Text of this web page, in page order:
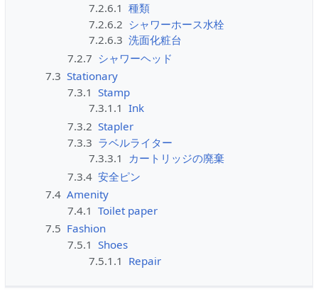
7.2.6.1 種類
7.2.6.2 シャワーホース水栓
7.2.6.3 洗面化粧台
7.2.7 シャワーヘッド
7.3 Stationary
7.3.1 Stamp
7.3.1.1 Ink
7.3.2 Stapler
7.3.3 ラベルライター
7.3.3.1
カートリッジの廃棄
7.3.4 安全ピン
7.4 Amenity
7.4.1 Toilet paper
7.5 Fashion
7.5.1 Shoes
7.5.1.1 Repair